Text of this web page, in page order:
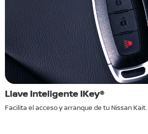
Llave Inteligente IKey®
Facilita el acceso y arranque de tu Nissan Kait.